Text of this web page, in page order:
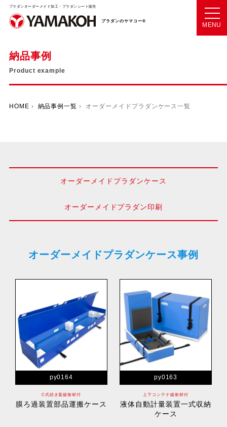
プラダンオーダーメイド加工・プラダンシート販売
プラダンのヤマコー®
MENU
納品事例
Product example
HOME › 納品事例一覧 › オーダーメイドプラダンケース一覧
オーダーメイドプラダンケース
オーダーメイドプラダン印刷
オーダーメイドプラダンケース事例
C式続き蓋緩衝材付
py0164
膜ろ過装置部品運搬ケース
上下コンテナ緩衝材付
py0163
液体自動計量装置一式収納
ケース